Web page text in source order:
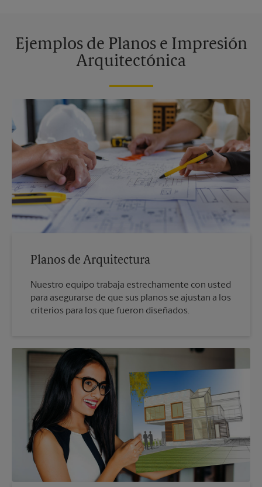
Ejemplos de Planos e Impresión
Arquitectónica
Planos de Arquitectura
Nuestro equipo trabaja estrechamente con usted
para asegurarse de que sus planos se ajustan a los
criterios para los que fueron diseñados.